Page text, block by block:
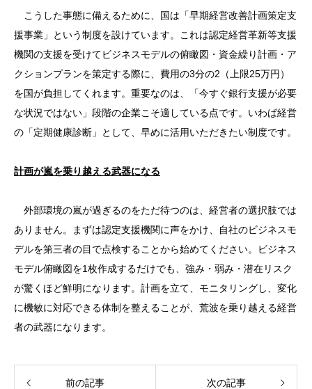
こうした事態に備えるために、国は「早期経営改善計画策定支
援事業」という制度を設けています。これは認定経営革新等支援
機関の支援を受けてビジネスモデルの俯瞰図・資金繰り計画・ア
クションプランを策定する際に、費用の3分の2（上限25万円）
を国が負担してくれます。重要なのは、「今すぐ銀行支援が必要
な状況ではない」段階の企業こそ適している点です。いわば経営
の「定期健康診断」として、早めに活用いただきたい制度です。
計画が嵐を乗り越える武器になる
外部環境の嵐が過ぎるのをただ待つのは、経営者の選択肢では
ありません。まずは認定支援機関に声をかけ、自社のビジネスモ
デルを第三者の目で点検することから始めてください。ビジネス
モデル俯瞰図を1枚作成するだけでも、強み・弱み・潜在リスク
が驚くほど鮮明になります。計画を立て、モニタリングし、変化
に機敏に対応できる体制を整えることが、荒波を乗り越える経営
者の武器になります。
前の記事 次の記事